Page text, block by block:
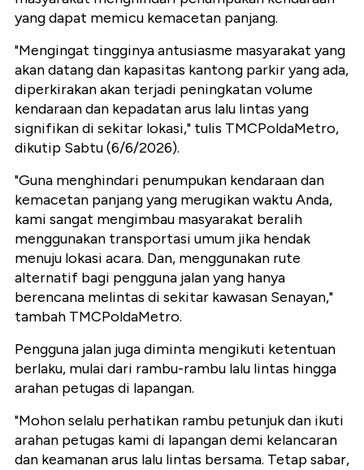
yang dapat memicu kemacetan panjang.
"Mengingat tingginya antusiasme masyarakat yang
akan datang dan kapasitas kantong parkir yang ada,
diperkirakan akan terjadi peningkatan volume
kendaraan dan kepadatan arus lalu lintas yang
signifikan di sekitar lokasi," tulis TMCPoldaMetro,
dikutip Sabtu (6/6/2026).
"Guna menghindari penumpukan kendaraan dan
kemacetan panjang yang merugikan waktu Anda,
kami sangat mengimbau masyarakat beralih
menggunakan transportasi umum jika hendak
menuju lokasi acara. Dan, menggunakan rute
alternatif bagi pengguna jalan yang hanya
berencana melintas di sekitar kawasan Senayan,"
tambah TMCPoldaMetro.
Pengguna jalan juga diminta mengikuti ketentuan
berlaku, mulai dari rambu-rambu lalu lintas hingga
arahan petugas di lapangan.
"Mohon selalu perhatikan rambu petunjuk dan ikuti
arahan petugas kami di lapangan demi kelancaran
dan keamanan arus lalu lintas bersama. Tetap sabar,